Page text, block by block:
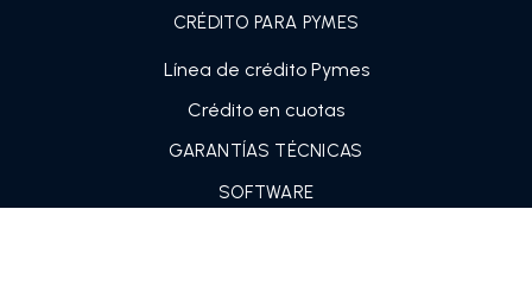
CRÉDITO PARA PYMES
Línea de crédito Pymes
Crédito en cuotas
GARANTÍAS TÉCNICAS
SOFTWARE